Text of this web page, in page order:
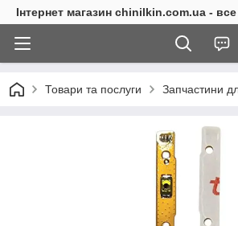
Інтернет магазин chinilkin.com.ua -
Товари та послуги Запчастини